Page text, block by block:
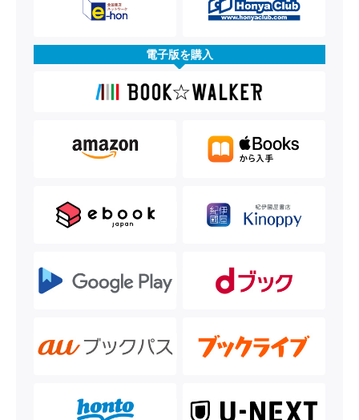
電子版を購入